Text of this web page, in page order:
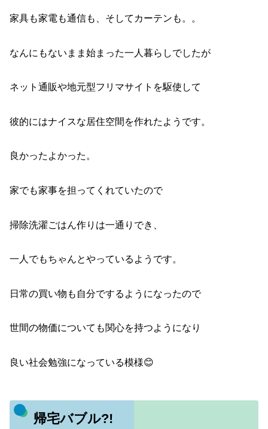
家具も家電も通信も、そしてカーテンも。。
なんにもないまま始まった一人暮らしでしたが
ネット通販や地元型フリマサイトを駆使して
彼的にはナイスな居住空間を作れたようです。
良かったよかった。
家でも家事を担ってくれていたので
掃除洗濯ごはん作りは一通りでき、
一人でもちゃんとやっているようです。
日常の買い物も自分でするようになったので
世間の物価についても関心を持つようになり
良い社会勉強になっている模様😊
帰宅バブル?!